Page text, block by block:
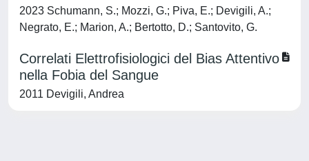
2023 Schumann, S.; Mozzi, G.; Piva, E.; Devigili, A.;
Negrato, E.; Marion, A.; Bertotto, D.; Santovito, G.
Correlati Elettrofisiologici del Bias Attentivo
nella Fobia del Sangue
2011 Devigili, Andrea